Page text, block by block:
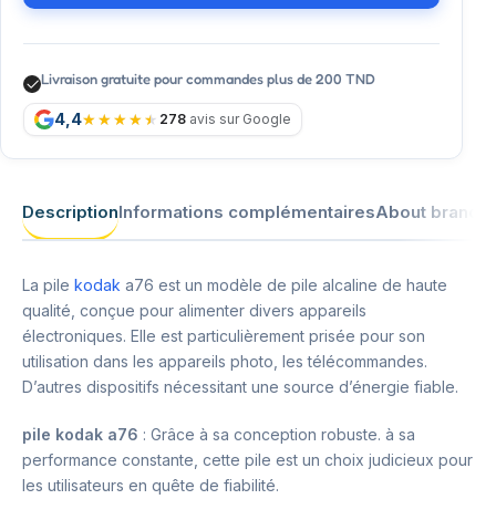
Livraison gratuite pour commandes plus de 200 TND
4,4 278 avis sur Google
DescriptionInformations complémentairesAbout brand
La pile kodak a76 est un modèle de pile alcaline de haute
qualité, conçue pour alimenter divers appareils
électroniques. Elle est particulièrement prisée pour son
utilisation dans les appareils photo, les télécommandes.
D’autres dispositifs nécessitant une source d’énergie fiable.
pile kodak a76 : Grâce à sa conception robuste. à sa
performance constante, cette pile est un choix judicieux pour
les utilisateurs en quête de fiabilité.